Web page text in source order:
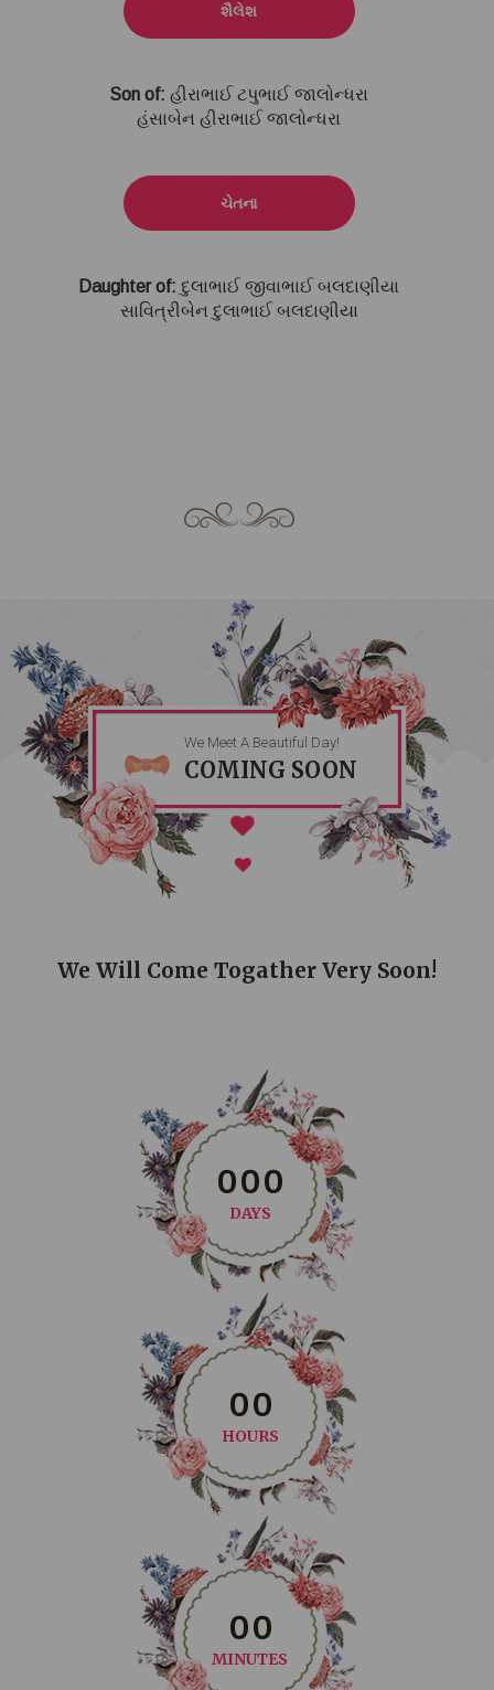
શૈલેશ
Son of: હીરાભાઈ ટપુભાઈ જાલોન્ધરા
હંસાબેન હીરાભાઈ જાલોન્ધરા
ચેતના
Daughter of: દુલાભાઈ જીવાભાઈ બલદાણીયા
સાવિત્રીબેન દુલાભાઈ બલદાણીયા
We Meet A Beautiful Day!
COMING SOON
We Will Come Togather Very Soon!
000
DAYS
00
HOURS
00
MINUTES